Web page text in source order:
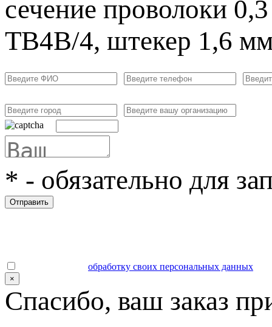
сечение проволоки
ТВ4В/4, штекер 1,6
* - обязательно для
Отправить
обработку своих персональных данных
×
Спасибо, ваш заказ